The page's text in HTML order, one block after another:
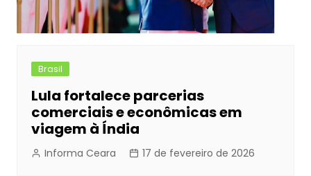
Brasil
Lula fortalece parcerias
comerciais e econômicas em
viagem à Índia
Informa Ceara 17 de fevereiro de 2026